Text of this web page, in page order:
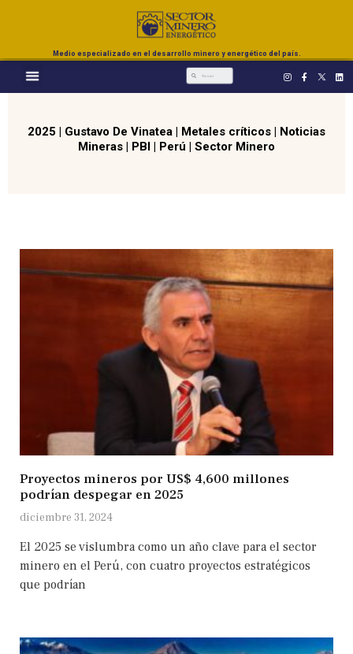
Medio especializado en el desarrollo minero y energético del país.
2025 | Gustavo De Vinatea | Metales críticos | Noticias
Mineras | PBI | Perú | Sector Minero
Proyectos mineros por US$ 4,600 millones
podrían despegar en 2025
diciembre 31, 2024
El 2025 se vislumbra como un año clave para el sector
minero en el Perú, con cuatro proyectos estratégicos
que podrían